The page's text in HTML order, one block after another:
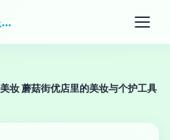
河南鸿之瑞化妆品有限公司
妆 蘑菇街优店里的美妆与个护工具